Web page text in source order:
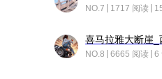
NO.7 1717 阅读
NO.8 6665 阅读 6